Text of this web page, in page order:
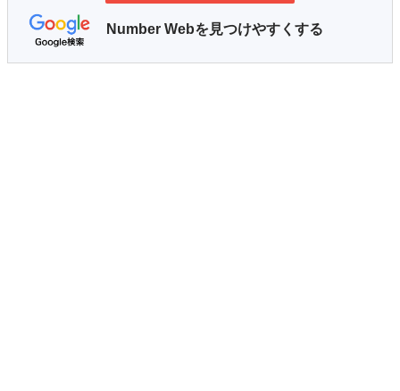
Number Webを見つけやすくする